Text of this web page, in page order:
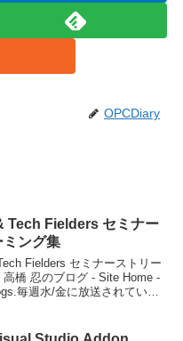
OPCDiary
Tech Fielders セミナー
ミング集
Fielders セミナーストリー
高橋 忍のブログ - Site Home -
毎週水/金に放送されている